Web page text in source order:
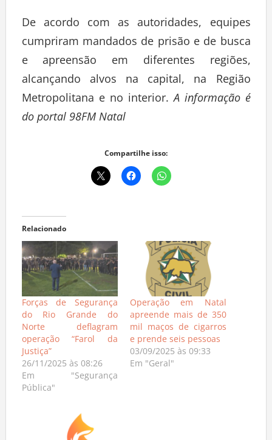
De acordo com as autoridades, equipes
cumpriram mandados de prisão e de busca
e apreensão em diferentes regiões,
alcançando alvos na capital, na Região
Metropolitana e no interior.A informação é
do portal 98FM Natal
Compartilhe isso:
Relacionado
Forças de Segurança
do Rio Grande do
Norte deflagram
operação “Farol da
Justiça”
26/11/2025 às 08:26
Em "Segurança
Pública"
Operação em Natal
apreende mais de 350
mil maços de cigarros
e prende seis pessoas
03/09/2025 às 09:33
Em "Geral"